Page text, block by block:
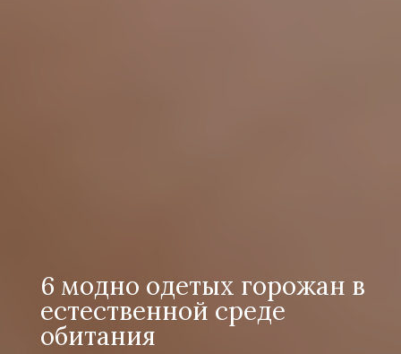
6 модно одетых горожан в
естественной среде
обитания